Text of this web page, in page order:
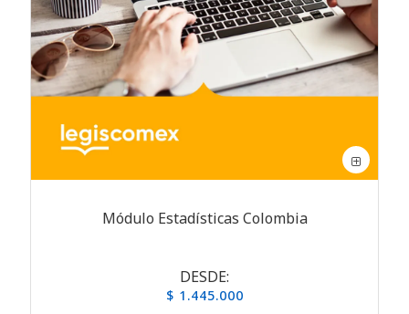
Módulo Estadísticas Colombia
DESDE:
$ 1.445.000